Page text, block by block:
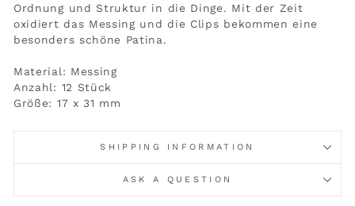
Ordnung und Struktur in die Dinge. Mit der Zeit
oxidiert das Messing und die Clips bekommen eine
besonders schöne Patina.
Material: Messing
Anzahl: 12 Stück
Größe: 17 x 31 mm
SHIPPING INFORMATION
ASK A QUESTION